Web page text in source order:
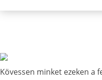
Kövessen minket ezeken a